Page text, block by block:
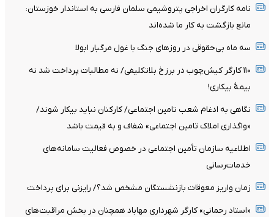
نامه کارگران اخراجی پتروشیمی سلمان فارسی به استاندار خوزستان:
مانع بازگشت به کار ما شده‌اند
سه ماه بی‌حقوقی در روزهای جنگ با غول مرگبار ابولا
۱۱۰ کارگر کیش‌چوب در برزخ بلاتکلیفی/ نه مطالبات پرداخت شد نه
بیمۀ بیکاری!
نگاهی به ادغام شعب تامین اجتماعی/ کارکنان نباید بیکار شوند/
«واگذاری املاک تامین اجتماعی» شفاف و به قیمت باشد
اطلاعیه سازمان تأمین اجتماعی در خصوص فعالیت سامانه‌های
خدمات‌رسانی
زمان واریز معوقات بازنشستگان مشخص شد؟/ رایزنی برای پرداخت
«استاد رحمانی» کارگر شهرداری مهاباد همچنان در بخش مراقبت‌های